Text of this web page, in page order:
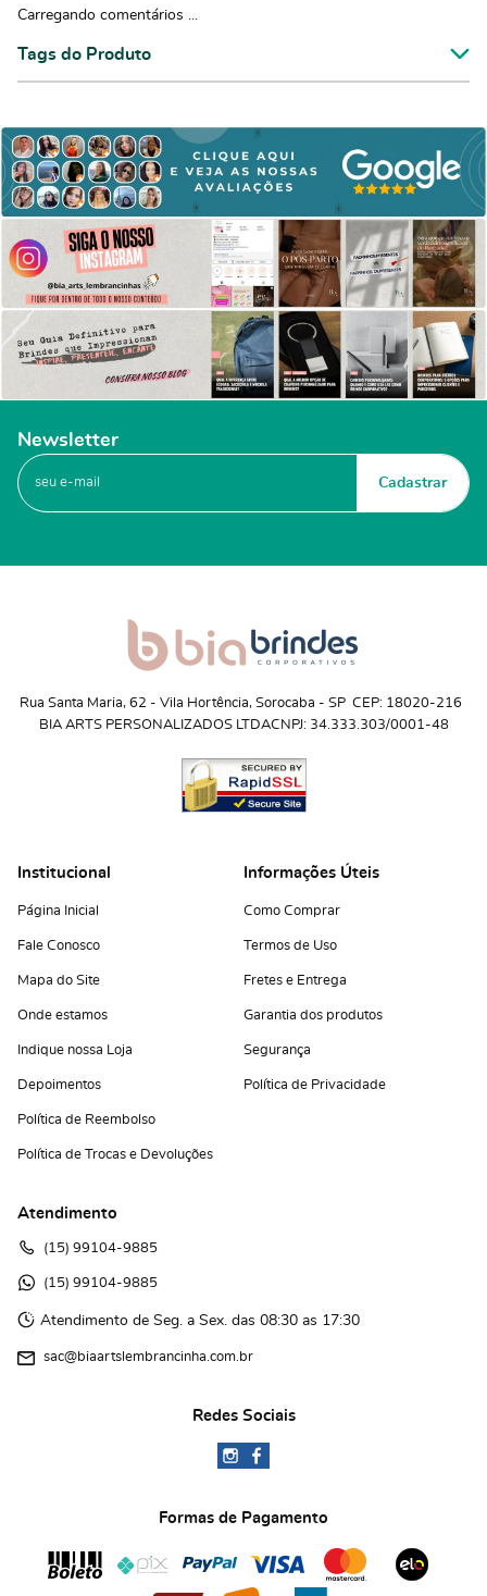
Carregando comentários ...
Tags do Produto
Newsletter
Cadastrar
Rua Santa Maria, 62 - Vila Hortência, Sorocaba - SP CEP: 18020-216
BIA ARTS PERSONALIZADOS LTDACNPJ: 34.333.303/0001-48
Institucional
Página Inicial
Fale Conosco
Mapa do Site
Onde estamos
Indique nossa Loja
Depoimentos
Política de Reembolso
Política de Trocas e Devoluções
Informações Úteis
Como Comprar
Termos de Uso
Fretes e Entrega
Garantia dos produtos
Segurança
Política de Privacidade
Atendimento
(15) 99104-9885
(15) 99104-9885
Atendimento de Seg. a Sex. das 08:30 as 17:30
sac@biaartslembrancinha.com.br
Redes Sociais
Formas de Pagamento